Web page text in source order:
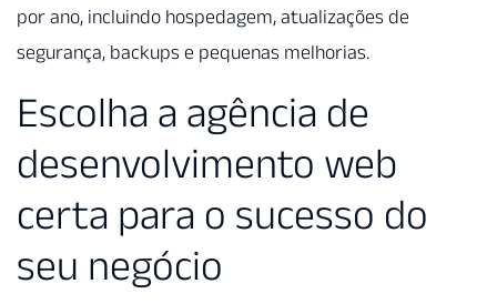
por ano, incluindo hospedagem, atualizações de
segurança, backups e pequenas melhorias.
Escolha a agência de
desenvolvimento web
certa para o sucesso do
seu negócio